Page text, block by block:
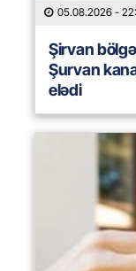
05.08.2026 -
Şirvan
Şurvan
elədi